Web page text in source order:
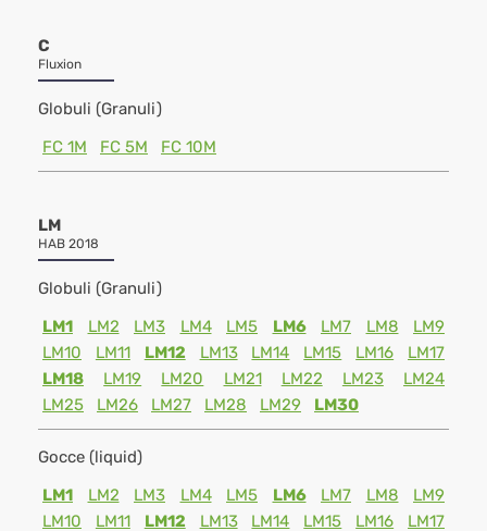
C
Fluxion
Globuli (Granuli)
FC 1M
FC 5M FC 10M
LM
HAB 2018
Globuli (Granuli)
LM1
LM2 LM3 LM4 LM5 LM6 LM7 LM8
LM9
LM10
LM11 LM12 LM13 LM14 LM15 LM16
LM17
LM18
LM19 LM20 LM21 LM22 LM23
LM24
LM25
LM26 LM27 LM28 LM29 LM30
Gocce (liquid)
LM1
LM2 LM3 LM4 LM5 LM6 LM7 LM8
LM9
LM10
LM11 LM12 LM13 LM14 LM15 LM16
LM17